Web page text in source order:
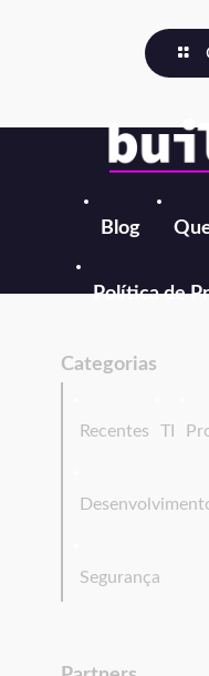
Blog
Política de
Categorias
Recentes TI
Segurança